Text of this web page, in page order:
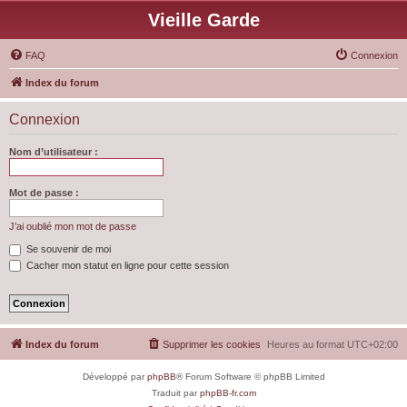
Vieille Garde
FAQ Connexion
Index du forum
Connexion
Nom d’utilisateur :
Mot de passe :
J’ai oublié mon mot de passe
Se souvenir de moi
Cacher mon statut en ligne pour cette session
Index du forum Heures au format UTC+02:00
Supprimer les cookies
Développé parphpBB® Forum Software © phpBB Limited
Traduit parphpBB-fr.com